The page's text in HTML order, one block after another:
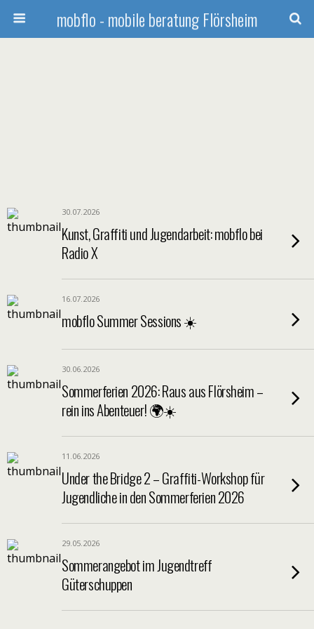
mobflo - mobile beratung Flörsheim
30.07.2026
Kunst, Graffiti und Jugendarbeit: mobflo bei
Radio X
16.07.2026
mobflo Summer Sessions ☀️
30.06.2026
Sommerferien 2026: Raus aus Flörsheim –
rein ins Abenteuer! 🌍☀️
11.06.2026
Under the Bridge 2 – Graffiti-Workshop für
Jugendliche in den Sommerferien 2026
29.05.2026
Sommerangebot im Jugendtreff
Güterschuppen